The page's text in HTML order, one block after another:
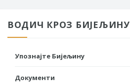
ВОДИЧ КРОЗ БИЈЕЉИНУ
Упознајте Бијељину
Документи